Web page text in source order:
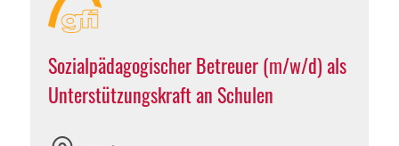
Sozialpädagogischer Betreuer (m/w/d) als
Unterstützungskraft an Schulen